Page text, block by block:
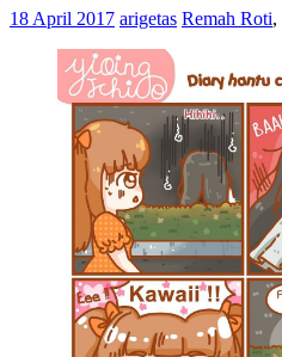
18 April 2017 arigetas Remah Roti,